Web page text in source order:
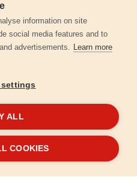
jog fenntartva
FEO
information on site
social media features and to
advertisements. Learn more
ALL
COOKIES